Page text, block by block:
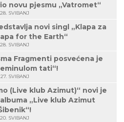
novu pjesmu „Vatromet“
28. SVIBANJ
novi singl „Klapa za
for the Earth“
28. SVIBANJ
Fragmenti posvećena je
tati“!
27. SVIBANJ
(Live klub Azimut)“ novi je
„Live klub Azimut
20. SVIBANJ